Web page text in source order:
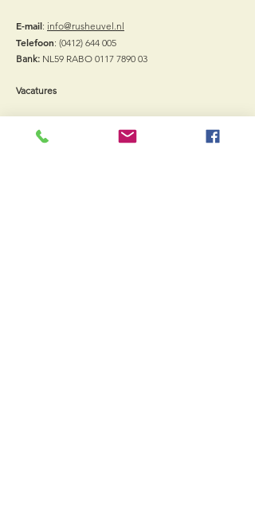
E-mail: info@rusheuvel.nl
Telefoon: (0412) 644 005
Bank: NL59 RABO 0117 7890 03
Vacatures